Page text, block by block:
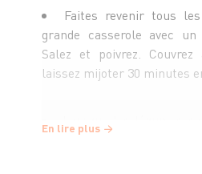
Faites revenir tous
grande casserole avec un
Salez et poivrez.
laissez mijoter 30 minutes
tout avec un mixeur
En lire plus